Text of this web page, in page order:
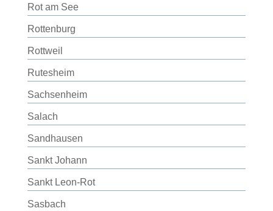
Rot am See
Rottenburg
Rottweil
Rutesheim
Sachsenheim
Salach
Sandhausen
Sankt Johann
Sankt Leon-Rot
Sasbach